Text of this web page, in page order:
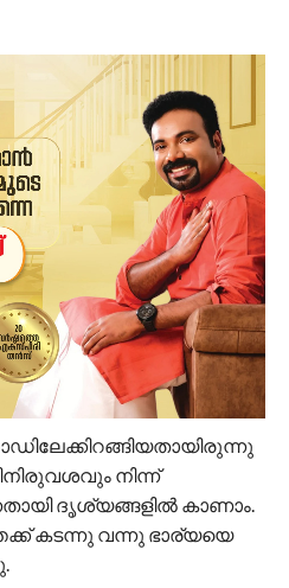
നിന്ന്
ദൃശ്യങ്ങളിൽ കാണാം.
കടന്നു വന്നു ഭാര്യയെ